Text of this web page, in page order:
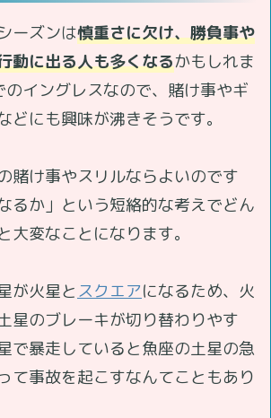
ーズンは慎重さに欠け、勝負事や
動に出る人も多くなるかもしれま
イングレスなので、賭け事やギ
どにも興味が沸きそうです。
賭け事やスリルならよいのです
るか」という短絡的な考えでどん
大変なことになります。
が火星と スクエアになるため、火
星のブレーキが切り替わりやす
で暴走していると魚座の土星の急
て事故を起こすなんてこともあり